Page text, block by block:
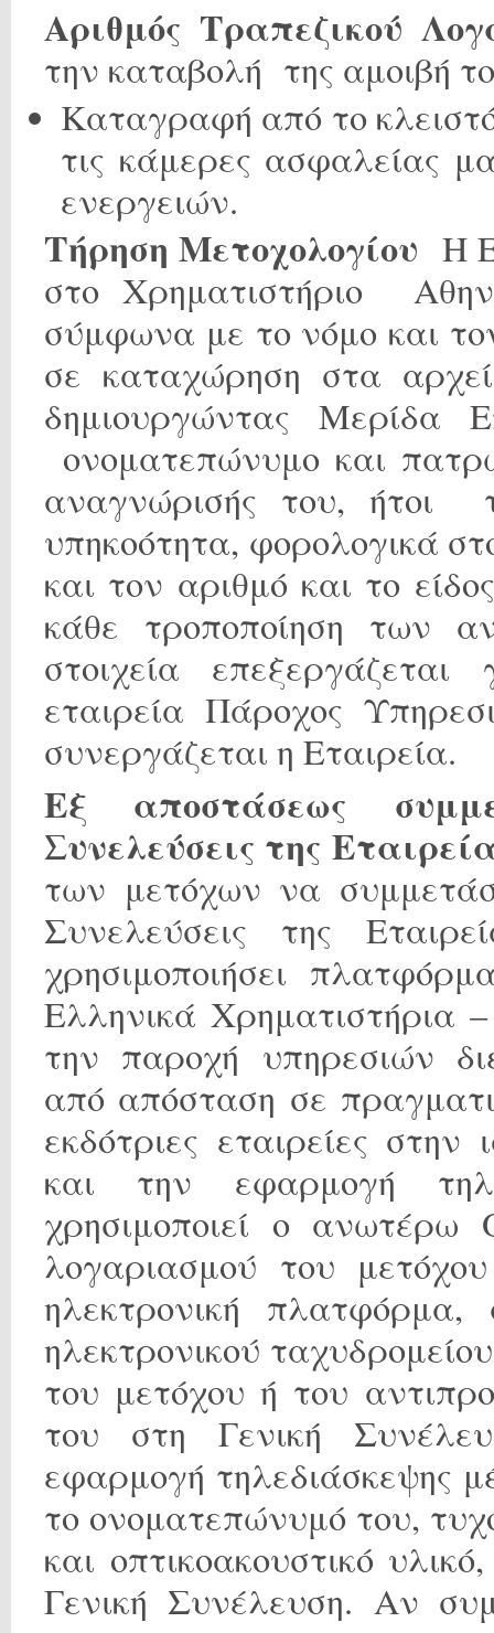
Αριθμός Τραπεζικού
την καταβολή της αμοιβή
Καταγραφή από το
τις κάμερες ασφαλείας
ενεργειών.
Τήρηση Μετοχολογίου Η
στο Χρηματιστήριο
σύμφωνα με το νόμο και
σε καταχώρηση στα
δημιουργώντας Μερίδα
ονοματεπώνυμο και
αναγνώρισής του, ήτοι
υπηκοότητα, φορολογικά
και τον αριθμό και το
κάθε τροποποίηση των
στοιχεία
εταιρεία Πάροχος
συνεργάζεται η Εταιρεία.
Εξ αποστάσεως
Συνελεύσεις της
των μετόχων να
Συνελεύσεις της
χρησιμοποιήσει
Ελληνικά Χρηματιστήρια
την παροχή υπηρεσιών
από απόσταση σε
εκδότριες εταιρείες στην
και την εφαρμογή
χρησιμοποιεί ο ανωτέρω
λογαριασμού του
ηλεκτρονική πλατφόρμα,
ηλεκτρονικού
του μετόχου ή του
του στη Γενική
εφαρμογή τηλεδιάσκεψης
το ονοματεπώνυμό του,
και οπτικοακουστικό
Γενική Συνέλευση. Αν